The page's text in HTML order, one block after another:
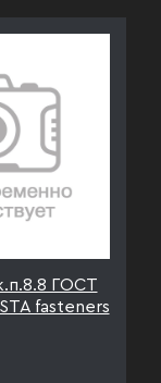
ГОСТ
fasteners